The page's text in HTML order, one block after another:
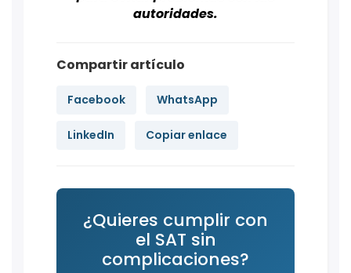
autoridades.
Compartir artículo
Facebook WhatsApp
LinkedIn Copiar enlace
¿Quieres cumplir con
el SAT sin
complicaciones?